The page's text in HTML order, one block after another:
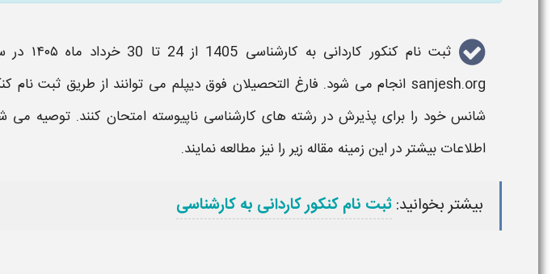
ثبت نام کنکور کاردانی به کارشناسی 1405 از 24 تا 30 خرداد ماه ۱۴۰۵ در
sanjesh.org انجام می شود. فارغ التحصیلان فوق دیپلم می توانند از طریق ثبت نام
شانس خود را برای پذیرش در رشته های کارشناسی ناپیوسته امتحان کنند. توصیه می
اطلاعات بیشتر در این زمینه مقاله زیر را نیز مطالعه نمایند.
بیشتر بخوانید:ثبت نام کنکور کاردانی به کارشناسی